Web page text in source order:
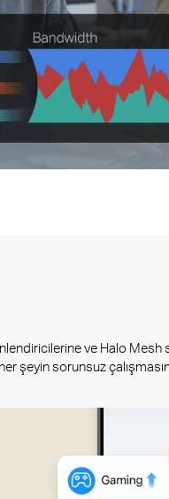
ve Halo Mesh
her şeyin sorunsuz